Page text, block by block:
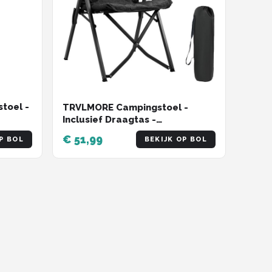
-
-
BOL
TRVLMORE Campingstoel -
Inclusief Draagtas -
Comfortabele Vouwstoel - 150
kg draagvermogen -
Kampeerstoel - Opbergvak -
€ 51,99 BEKIJK OP BOL